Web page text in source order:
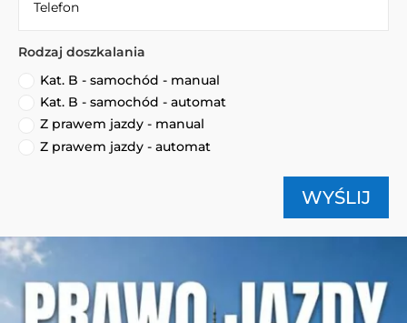
Rodzaj doszkalania
Kat. B - samochód - manual
Kat. B - samochód - automat
Z prawem jazdy - manual
Z prawem jazdy - automat
WYŚLIJ